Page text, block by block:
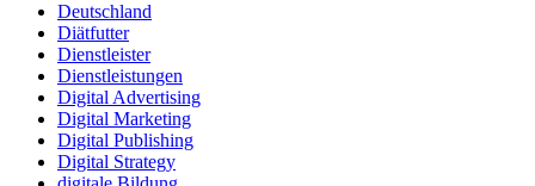
Deutschland
Diätfutter
Dienstleister
Dienstleistungen
Digital Advertising
Digital Marketing
Digital Publishing
Digital Strategy